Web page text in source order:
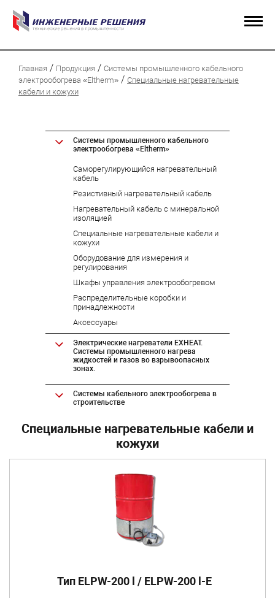
Главная / Продукция / Системы промышленного кабельного
электрообогрева «Eltherm» / Специальные нагревательные
кабели и кожухи
Системы промышленного кабельного
электрообогрева «Eltherm»
Саморегулирующийся нагревательный
кабель
Резистивный нагревательный кабель
Нагревательный кабель с минеральной
изоляцией
Специальные нагревательные кабели и
кожухи
Оборудование для измерения и
регулирования
Шкафы управления электрообогревом
Распределительные коробки и
принадлежности
Аксессуары
Электрические нагреватели EXHEAT.
Системы промышленного нагрева
жидкостей и газов во взрывоопасных
зонах.
Системы кабельного электрообогрева в
строительстве
Специальные нагревательные кабели и
кожухи
Тип ELPW-200 l / ELPW-200 l-E